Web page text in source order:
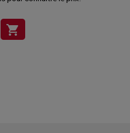
shopping_cart